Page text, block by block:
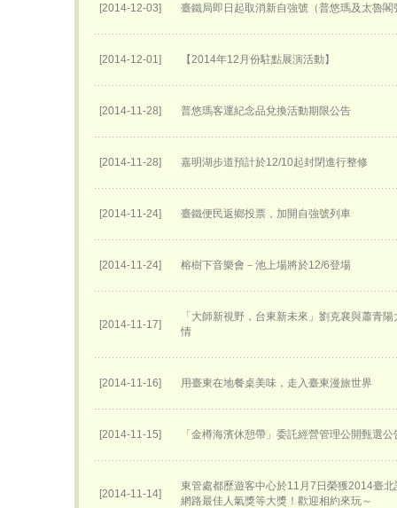
[2014-12-03] 臺鐵局即日起取消新自強號（普悠瑪及太魯
[2014-12-01] 【2014年12月份駐點展演活動】
[2014-11-28] 普悠瑪客運紀念品兌換活動期限公告
[2014-11-28] 嘉明湖步道預計於12/10起封閉進行整修
[2014-11-24] 臺鐵便民返鄉投票，加開自強號列車
[2014-11-24] 榕樹下音樂會－池上場將於12/6登場
[2014-11-17]
「大師新視野，台東新未來」劉克襄與蕭青
情
[2014-11-16] 用臺東在地餐桌美味，走入臺東漫旅世界
[2014-11-15] 「金樽海濱休憩帶」委託經營管理公開甄選公
[2014-11-14]
東管處都歷遊客中心於11月7日榮獲2014臺
網路最佳人氣獎等大獎！歡迎相約來玩～